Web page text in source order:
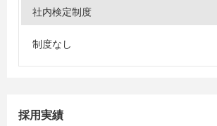
社内検定制度
制度なし
採用実績